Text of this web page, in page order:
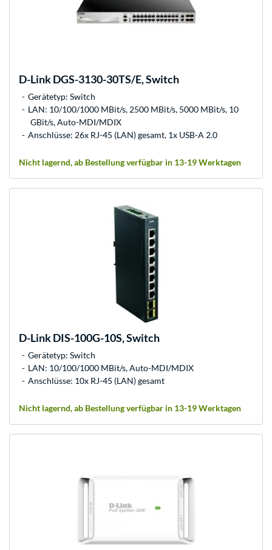
D-LinkDGS-3130-30TS/E, Switch
Gerätetyp: Switch
LAN: 10/100/1000 MBit/s, 2500 MBit/s, 5000 MBit/s, 10
GBit/s, Auto-MDI/MDIX
Anschlüsse: 26x RJ-45 (LAN) gesamt, 1x USB-A 2.0
Nicht lagernd, ab Bestellung verfügbar in 13-19 Werktagen
D-LinkDIS-100G-10S, Switch
Gerätetyp: Switch
LAN: 10/100/1000 MBit/s, Auto-MDI/MDIX
Anschlüsse: 10x RJ-45 (LAN) gesamt
Nicht lagernd, ab Bestellung verfügbar in 13-19 Werktagen